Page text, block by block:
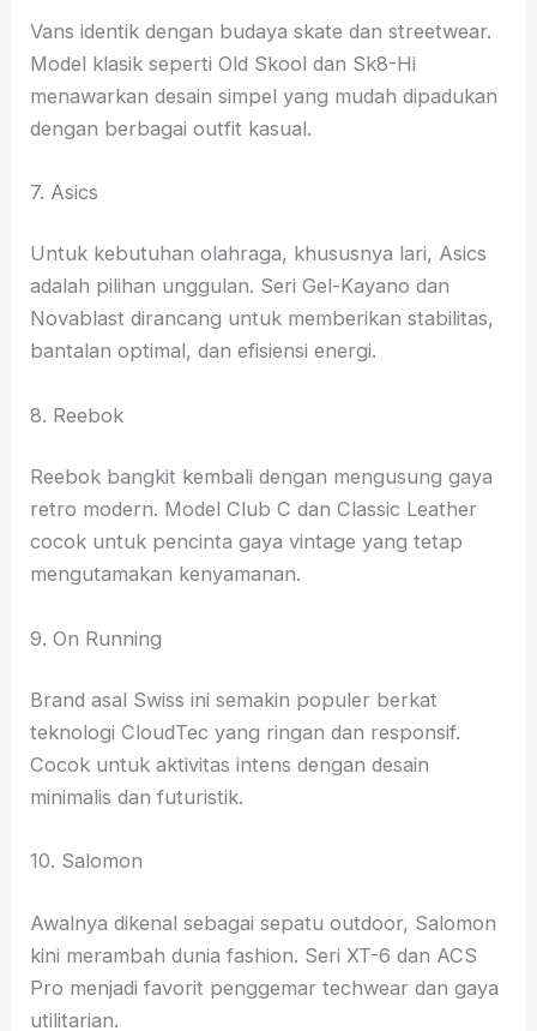
Vans identik dengan budaya skate dan streetwear.
Model klasik seperti Old Skool dan Sk8-Hi
menawarkan desain simpel yang mudah dipadukan
dengan berbagai outfit kasual.
7. Asics
Untuk kebutuhan olahraga, khususnya lari, Asics
adalah pilihan unggulan. Seri Gel-Kayano dan
Novablast dirancang untuk memberikan stabilitas,
bantalan optimal, dan efisiensi energi.
8. Reebok
Reebok bangkit kembali dengan mengusung gaya
retro modern. Model Club C dan Classic Leather
cocok untuk pencinta gaya vintage yang tetap
mengutamakan kenyamanan.
9. On Running
Brand asal Swiss ini semakin populer berkat
teknologi CloudTec yang ringan dan responsif.
Cocok untuk aktivitas intens dengan desain
minimalis dan futuristik.
10. Salomon
Awalnya dikenal sebagai sepatu outdoor, Salomon
kini merambah dunia fashion. Seri XT-6 dan ACS
Pro menjadi favorit penggemar techwear dan gaya
utilitarian.